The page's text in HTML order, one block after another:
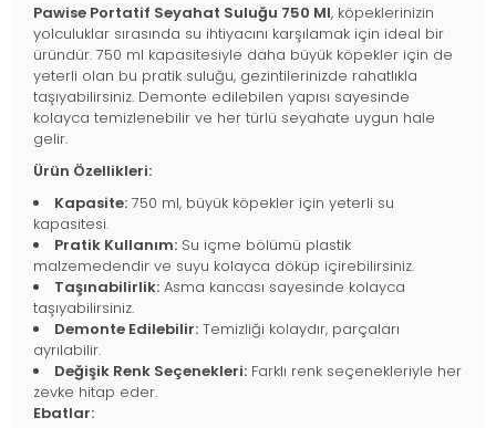
Pawise Portatif Seyahat Suluğu 750 Ml, köpeklerinizin
yolculuklar sırasında su ihtiyacını karşılamak için ideal bir
üründür. 750 ml kapasitesiyle daha büyük köpekler için de
yeterli olan bu pratik suluğu, gezintilerinizde rahatlıkla
taşıyabilirsiniz. Demonte edilebilen yapısı sayesinde
kolayca temizlenebilir ve her türlü seyahate uygun hale
gelir.
Ürün Özellikleri:
Kapasite: 750 ml, büyük köpekler için yeterli su
kapasitesi.
Pratik Kullanım: Su içme bölümü plastik
malzemedendir ve suyu kolayca döküp içirebilirsiniz.
Taşınabilirlik: Asma kancası sayesinde kolayca
taşıyabilirsiniz.
Demonte Edilebilir: Temizliği kolaydır, parçaları
ayrılabilir.
Değişik Renk Seçenekleri: Farklı renk seçenekleriyle her
zevke hitap eder.
Ebatlar: